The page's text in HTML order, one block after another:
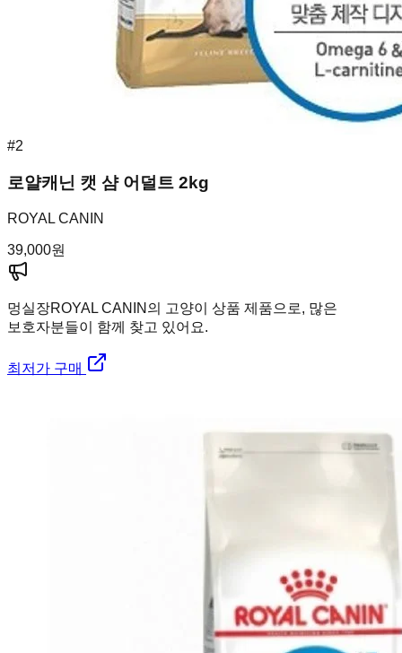
#2
로얄캐닌 캣 샴 어덜트 2kg
ROYAL CANIN
39,000원
멍실장ROYAL CANIN의 고양이 상품 제품으로, 많은
보호자분들이 함께 찾고 있어요.
최저가 구매